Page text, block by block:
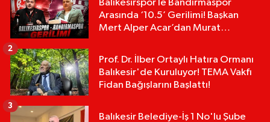
Balıkesirspor le Bandırmaspor
Arasında ‘10.5’ Gerilimi! Başkan
Mert Alper Acar’dan Murat
Prof. Dr. İlber Ortaylı Hatıra Ormanı
Balıkesir'de Kuruluyor! TEMA Vakfı
Fidan Bağışlarını Başlattı!
2
Balıkesir Belediye-İş 1 No'lu Şube
3